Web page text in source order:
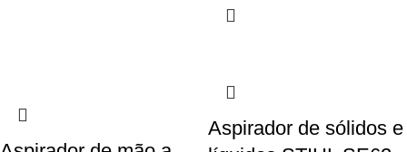
Aspirador de sólidos e